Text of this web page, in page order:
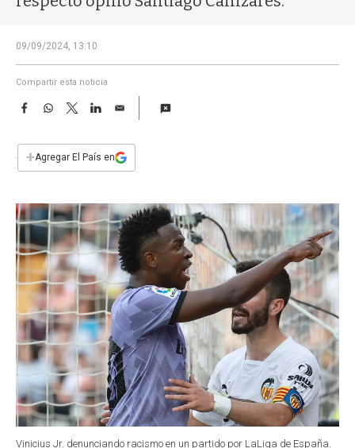
09/09/2024, 13:10
Compartir esta noticia
F
e
b
k
W
s
p
T
w
t
L
n
E
i
l
+Agregar El País en
Vinicius Jr. denunciando racismo en un partido por LaLiga de España.